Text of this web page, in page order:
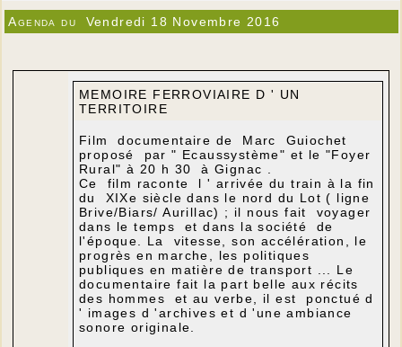
Agenda du Vendredi 18 Novembre 2016
MEMOIRE FERROVIAIRE D ' UN
TERRITOIRE
Film documentaire de Marc Guiochet
proposé par " Ecaussystème" et le "Foyer
Rural" à 20 h 30 à Gignac .
Ce film raconte l ' arrivée du train à la fin
du XIXe siècle dans le nord du Lot ( ligne
Brive/Biars/ Aurillac) ; il nous fait voyager
dans le temps et dans la société de
l'époque. La vitesse, son accélération, le
progrès en marche, les politiques
publiques en matière de transport ... Le
documentaire fait la part belle aux récits
des hommes et au verbe, il est ponctué d
' images d 'archives et d 'une ambiance
sonore originale.